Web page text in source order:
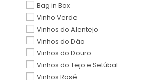
Bag in Box
Vinho Verde
Vinhos do Alentejo
Vinhos do Dão
Vinhos do Douro
Vinhos do Tejo e Setúbal
Vinhos Rosé